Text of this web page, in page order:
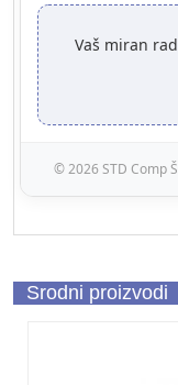
Vaš miran
© 2026 STD Comp
Srodni proizvodi